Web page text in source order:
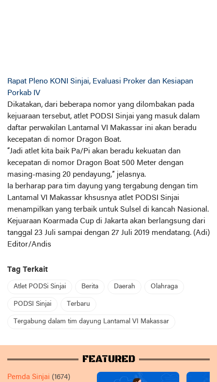
Rapat Pleno KONI Sinjai, Evaluasi Proker dan Kesiapan
Porkab IV
Dikatakan, dari beberapa nomor yang dilombakan pada
kejuaraan tersebut, atlet PODSI Sinjai yang masuk dalam
daftar perwakilan Lantamal VI Makassar ini akan beradu
kecepatan di nomor Dragon Boat.
“Jadi atlet kita baik Pa/Pi akan beradu kekuatan dan
kecepatan di nomor Dragon Boat 500 Meter dengan
masing-masing 20 pendayung,” jelasnya.
Ia berharap para tim dayung yang tergabung dengan tim
Lantamal VI Makassar khsusnya atlet PODSI Sinjai
menampilkan yang terbaik untuk Sulsel di kancah Nasional.
Kejuaraan Koarmada Cup di Jakarta akan berlangsung dari
tanggal 23 Juli sampai dengan 27 Juli 2019 mendatang. (Adi)
Editor/Andis
Tag Terkait
Atlet PODSi Sinjai Berita Daerah Olahraga
PODSI Sinjai Terbaru
Tergabung dalam tim dayung Lantamal VI Makassar
FEATURED
Pemda Sinjai (1674)